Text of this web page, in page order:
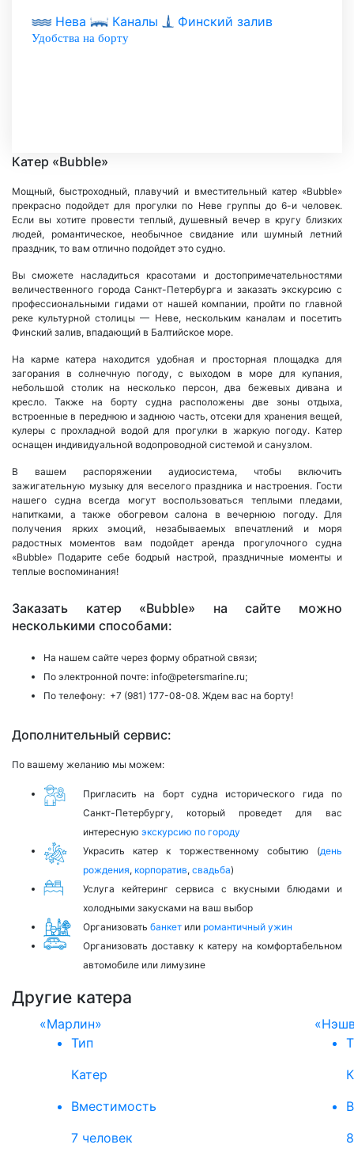
Нева Каналы Финский залив
Удобства на борту
Катер «Bubble»
Мощный, быстроходный, плавучий и вместительный катер «Bubble»
прекрасно подойдет для прогулки по Неве группы до 6-и человек.
Если вы хотите провести теплый, душевный вечер в кругу близких
людей, романтическое, необычное свидание или шумный летний
праздник, то вам отлично подойдет это судно.
Вы сможете насладиться красотами и достопримечательностями
величественного города Санкт-Петербурга и заказать экскурсию с
профессиональными гидами от нашей компании, пройти по главной
реке культурной столицы — Неве, нескольким каналам и посетить
Финский залив, впадающий в Балтийское море.
На карме катера находится удобная и просторная площадка для
загорания в солнечную погоду, с выходом в море для купания,
небольшой столик на несколько персон, два бежевых дивана и
кресло. Также на борту судна расположены две зоны отдыха,
встроенные в переднюю и заднюю часть, отсеки для хранения вещей,
кулеры с прохладной водой для прогулки в жаркую погоду. Катер
оснащен индивидуальной водопроводной системой и санузлом.
В вашем распоряжении аудиосистема, чтобы включить
зажигательную музыку для веселого праздника и настроения. Гости
нашего судна всегда могут воспользоваться теплыми пледами,
напитками, а также обогревом салона в вечернюю погоду. Для
получения ярких эмоций, незабываемых впечатлений и моря
радостных моментов вам подойдет аренда прогулочного судна
«Bubble» Подарите себе бодрый настрой, праздничные моменты и
теплые воспоминания!
Заказать катер «Bubble» на сайте можно
несколькими способами:
На нашем сайте через форму обратной связи;
По электронной почте: info@petersmarine.ru;
По телефону: +7 (981) 177-08-08. Ждем вас на борту!
Дополнительный сервис:
По вашему желанию мы можем:
Пригласить на борт судна исторического гида по
Санкт-Петербургу, который проведет для вас
интересную экскурсию по городу
Украсить катер к торжественному событию (день
рождения, корпоратив, свадьба)
Услуга кейтеринг сервиса с вкусными блюдами и
холодными закусками на ваш выбор
Организовать банкет или романтичный ужин
Организовать доставку к катеру на комфортабельном
автомобиле или лимузине
Другие катера
«Марлин»
Тип
Катер
Вместимость
7 человек